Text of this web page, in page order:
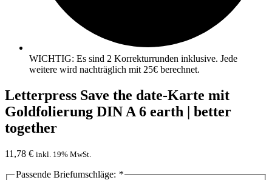
WICHTIG: Es sind 2 Korrekturrunden inklusive. Jede
weitere wird nachträglich mit 25€ berechnet.
Letterpress Save the date-Karte mit
Goldfolierung DIN A 6 earth | better
together
11,78 € inkl. 19% MwSt.
Passende Briefumschläge: *